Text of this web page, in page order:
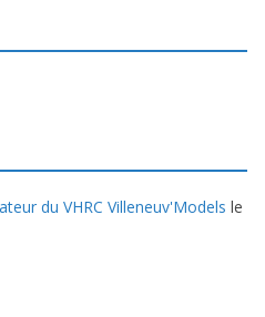
Villeneuv'Models le